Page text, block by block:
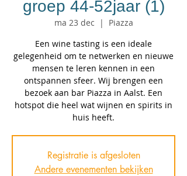
groep 44-52jaar (1)
ma 23 dec
  |
Piazza
Een wine tasting is een ideale
gelegenheid om te netwerken en nieuwe
mensen te leren kennen in een
ontspannen sfeer. Wij brengen een
bezoek aan bar Piazza in Aalst. Een
hotspot die heel wat wijnen en spirits in
huis heeft.
Registratie is afgesloten
Andere evenementen bekijken